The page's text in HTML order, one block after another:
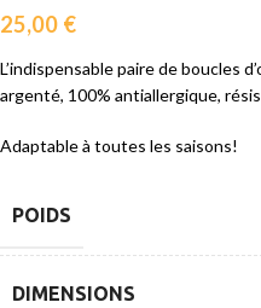
25,00 €
L’indispensable paire de boucles
argenté, 100% antiallergique,
Adaptable à toutes les saisons!
POIDS
DIMENSIONS